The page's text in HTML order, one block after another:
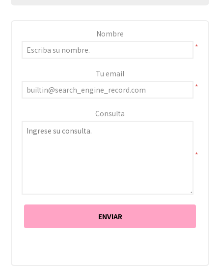
Nombre
*
Tu email
*
Consulta
*